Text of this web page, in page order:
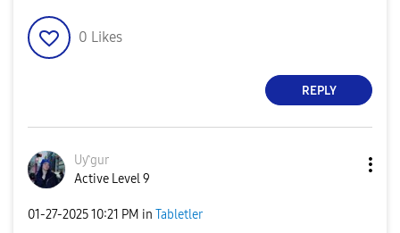
0 Likes
REPLY
Uƴgur
Active Level 9
‎01-27-202510:21 PM in Tabletler